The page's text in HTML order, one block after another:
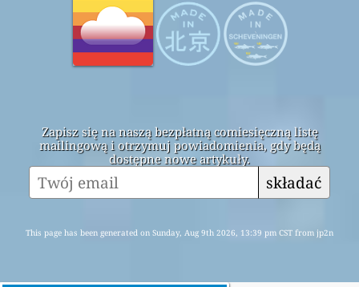
Zapisz się na naszą bezpłatną comiesięczną listę
mailingową i otrzymuj powiadomienia, gdy będą
dostępne nowe artykuły.
składać
This page has been generated on Sunday, Aug 9th 2026, 13:39 pm CST from jp2n